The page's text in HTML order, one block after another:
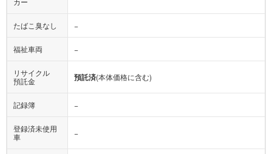
たばこ臭なし −
福祉車両 −
リサイクル
預託金
預託済(本体価格に含む)
記録簿 −
登録済未使用
車
−